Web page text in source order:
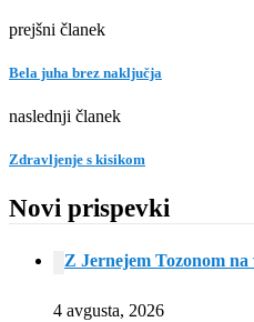
prejšni članek
Bela juha brez naključja
naslednji članek
Zdravljenje s kisikom
Novi prispevki
Z Jernejem Tozonom
4 avgusta, 2026